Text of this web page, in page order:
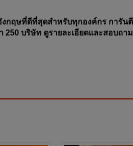
กฤษที่ดีที่สุดสำหรับทุกองค์กร การันตี
250 บริษัท ดูรายละเอียดและสอบถา